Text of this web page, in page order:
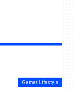
Gamer Lifestyle